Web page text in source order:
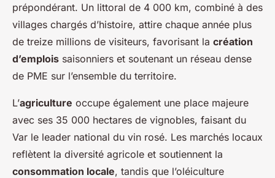
prépondérant. Un littoral de 4 000 km, combiné à des
villages chargés d’histoire, attire chaque année plus
de treize millions de visiteurs, favorisant la création
d’emplois saisonniers et soutenant un réseau dense
de PME sur l’ensemble du territoire.
L’agriculture occupe également une place majeure
avec ses 35 000 hectares de vignobles, faisant du
Var le leader national du vin rosé. Les marchés locaux
reflètent la diversité agricole et soutiennent la
consommation locale, tandis que l’oléiculture